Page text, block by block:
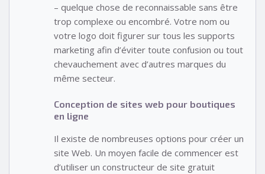
– quelque chose de reconnaissable sans être
trop complexe ou encombré. Votre nom ou
votre logo doit figurer sur tous les supports
marketing afin d’éviter toute confusion ou tout
chevauchement avec d’autres marques du
même secteur.
Conception de sites web pour boutiques
en ligne
Il existe de nombreuses options pour créer un
site Web. Un moyen facile de commencer est
d’utiliser un constructeur de site gratuit